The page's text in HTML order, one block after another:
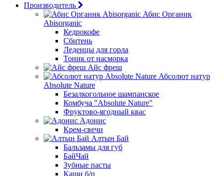
Производитель
Абис Органик
Abisorganic
Кедрокофе
Сбитень
Леденцы для горла
Тоник от насморка
Айс фреш
Абсолют натур
Absolute Nature
Безалкогольное шампанское
Комбуча "Absolute Nature"
Фруктово-ягодный квас
Адонис
Крем-свечи
Алтын Бай
Бальзамы для губ
БайЧай
Зубные пасты
Каши б/п